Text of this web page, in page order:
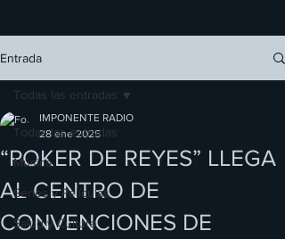
Entrada
Todas las entradas
Música
Series y Películas
Salud y Cultura
Todas las entradas
“POKER DE REYES” LLEGA
AL CENTRO DE
CONVENCIONES DE
IMPONENTE RADIO
28 ene 2025